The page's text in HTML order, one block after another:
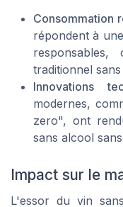
Consommation
répondent à
traditionnel
Innovations
modernes,
zero", ont
sans alcool
Impact sur le
L'essor du vin